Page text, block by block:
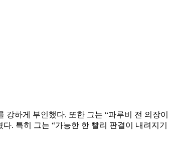
하게 부인했다. 또한 그는 “파루비 전 의장이
. 특히 그는 “가능한 한 빨리 판결이 내려지기